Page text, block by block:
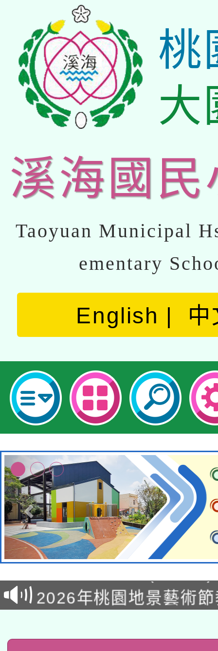
桃
大
溪海國民
Taoyuan Municipal
ementary
English 中
轉知經濟部水利署委託
業技術研究院辦理「
用水績優單位及節水達
115年8月22日(星期六
桃園市孔廟祈福系列
2026年桃園地景藝術
「2026桃園藝術巡演
關事宜
轉知教育部國民及學前